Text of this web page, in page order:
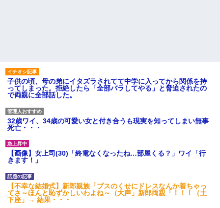
子供の頃、母の弟にイタズラされてて中学に入ってから関係を持
ってしまった。拒絶したら「全部バラしてやる」と脅迫されたの
で両親に全部話した。
32歳ワイ、34歳の可愛い女と付き合うも現実を知ってしまい無事
死亡・・・
【画像】女上司(30)「終電なくなったね…部屋くる？」ワイ「行
きます！」
【不幸な結婚式】新郎親族「ブスのくせにドレスなんか着ちゃっ
てさ～ほんと恥ずかしいわよね～（大声」新郎両親「！！！（土
下座」→ 結果・・・